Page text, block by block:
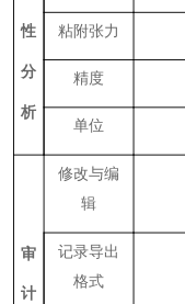
性
分
析
粘附张力
精度
单位
审
计
修改与编
辑
记录导出
格式